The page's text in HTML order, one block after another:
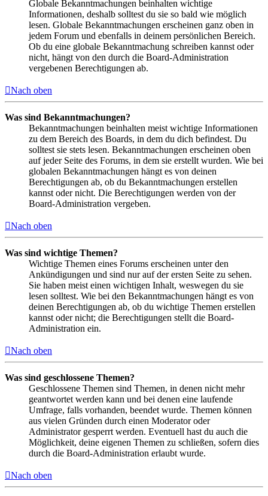
Globale Bekanntmachungen beinhalten wichtige
Informationen, deshalb solltest du sie so bald wie möglich
lesen. Globale Bekanntmachungen erscheinen ganz oben in
jedem Forum und ebenfalls in deinem persönlichen Bereich.
Ob du eine globale Bekanntmachung schreiben kannst oder
nicht, hängt von den durch die Board-Administration
vergebenen Berechtigungen ab.
Nach oben
Was sind Bekanntmachungen?
Bekanntmachungen beinhalten meist wichtige Informationen
zu dem Bereich des Boards, in dem du dich befindest. Du
solltest sie stets lesen. Bekanntmachungen erscheinen oben
auf jeder Seite des Forums, in dem sie erstellt wurden. Wie bei
globalen Bekanntmachungen hängt es von deinen
Berechtigungen ab, ob du Bekanntmachungen erstellen
kannst oder nicht. Die Berechtigungen werden von der
Board-Administration vergeben.
Nach oben
Was sind wichtige Themen?
Wichtige Themen eines Forums erscheinen unter den
Ankündigungen und sind nur auf der ersten Seite zu sehen.
Sie haben meist einen wichtigen Inhalt, weswegen du sie
lesen solltest. Wie bei den Bekanntmachungen hängt es von
deinen Berechtigungen ab, ob du wichtige Themen erstellen
kannst oder nicht; die Berechtigungen stellt die Board-
Administration ein.
Nach oben
Was sind geschlossene Themen?
Geschlossene Themen sind Themen, in denen nicht mehr
geantwortet werden kann und bei denen eine laufende
Umfrage, falls vorhanden, beendet wurde. Themen können
aus vielen Gründen durch einen Moderator oder
Administrator gesperrt werden. Eventuell hast du auch die
Möglichkeit, deine eigenen Themen zu schließen, sofern dies
durch die Board-Administration erlaubt wurde.
Nach oben